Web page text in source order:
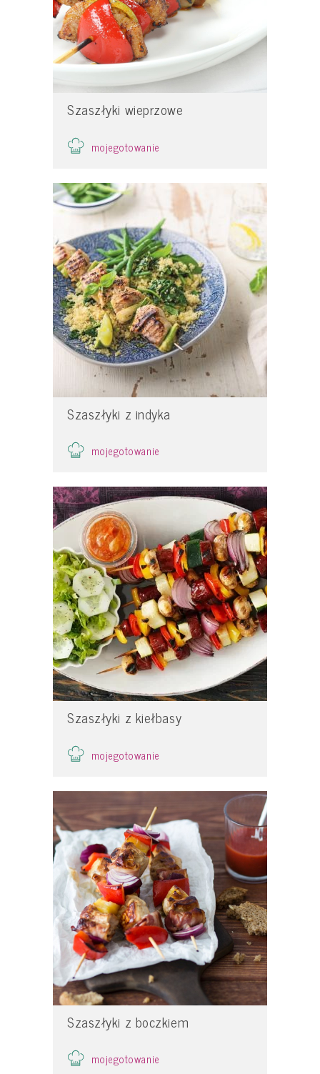
Szaszłyki wieprzowe
mojegotowanie
Szaszłyki z indyka
mojegotowanie
Szaszłyki z kiełbasy
mojegotowanie
Szaszłyki z boczkiem
mojegotowanie